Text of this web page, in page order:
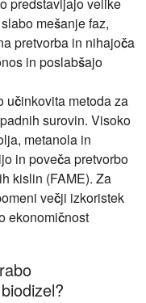
mešanje faz,
pretvorba in nihajoča
in poslabšajo
učinkovita metoda za
surovin. Visoko
metanola in
in poveča pretvorbo
kislin (FAME). Za
večji izkoristek
ekonomičnost